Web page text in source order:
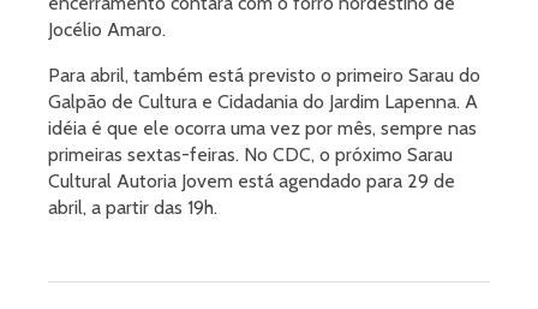
Jocélio Amaro.
Para abril, também está previsto o primeiro Sarau do
Galpão de Cultura e Cidadania do Jardim Lapenna. A
idéia é que ele ocorra uma vez por mês, sempre nas
primeiras sextas-feiras. No CDC, o próximo Sarau
Cultural Autoria Jovem está agendado para 29 de
abril, a partir das 19h.